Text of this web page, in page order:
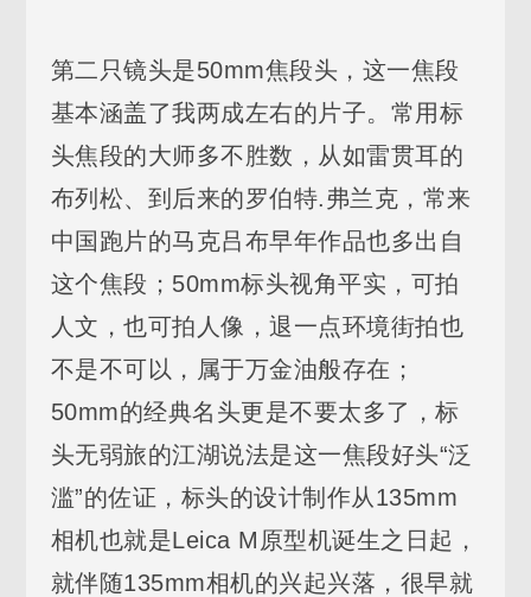
Leica
M50/2
Rigid
第二只镜头是50mm焦段头，这一焦段
基本涵盖了我两成左右的片子。常用标
头焦段的大师多不胜数，从如雷贯耳的
布列松、到后来的罗伯特.弗兰克，常来
中国跑片的马克吕布早年作品也多出自
这个焦段；50mm标头视角平实，可拍
人文，也可拍人像，退一点环境街拍也
不是不可以，属于万金油般存在；
50mm的经典名头更是不要太多了，标
头无弱旅的江湖说法是这一焦段好头“泛
滥”的佐证，标头的设计制作从135mm
相机也就是Leica M原型机诞生之日起，
就伴随135mm相机的兴起兴落，很早就